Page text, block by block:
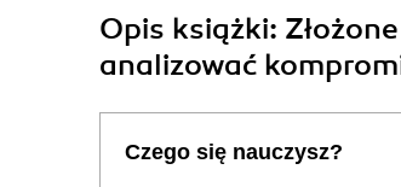
Opis książki:
analizować
Czego się nauczysz?